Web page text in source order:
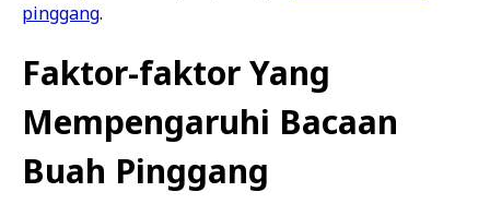
pinggang.
Faktor-faktor Yang
Mempengaruhi Bacaan
Buah Pinggang